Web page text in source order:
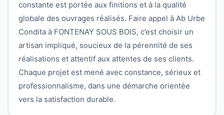
constante est portée aux finitions et à la qualité
globale des ouvrages réalisés. Faire appel à Ab Urbe
Condita à FONTENAY SOUS BOIS, c’est choisir un
artisan impliqué, soucieux de la pérennité de ses
réalisations et attentif aux attentes de ses clients.
Chaque projet est mené avec constance, sérieux et
professionnalisme, dans une démarche orientée
vers la satisfaction durable.